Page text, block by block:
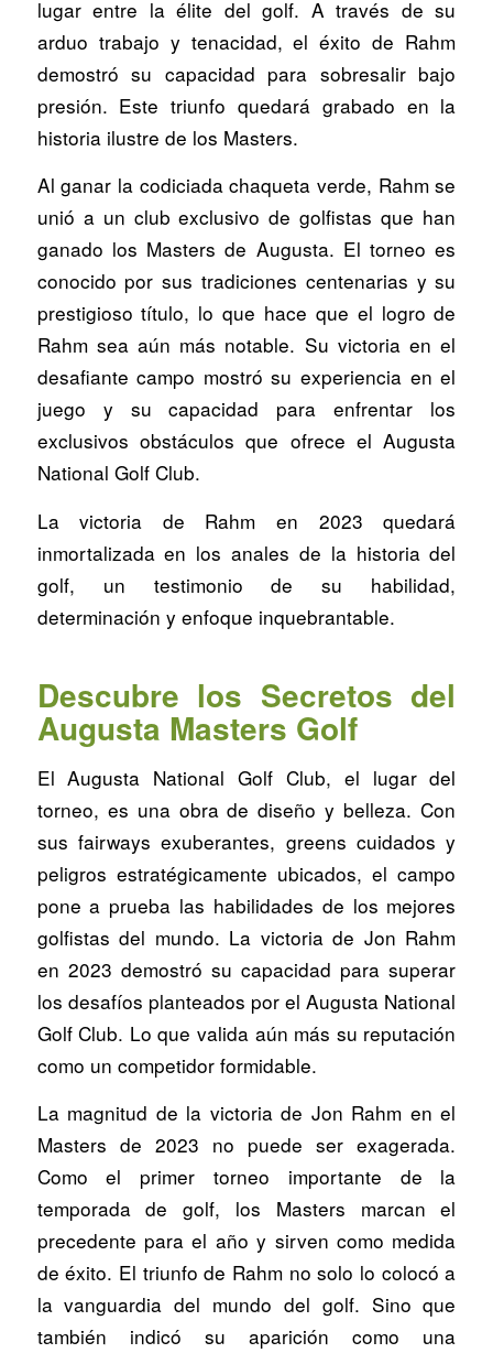
lugar entre la élite del golf. A través de su
arduo trabajo y tenacidad, el éxito de Rahm
demostró su capacidad para sobresalir bajo
presión. Este triunfo quedará grabado en la
historia ilustre de los Masters.
Al ganar la codiciada chaqueta verde, Rahm se
unió a un club exclusivo de golfistas que han
ganado los Masters de Augusta. El torneo es
conocido por sus tradiciones centenarias y su
prestigioso título, lo que hace que el logro de
Rahm sea aún más notable. Su victoria en el
desafiante campo mostró su experiencia en el
juego y su capacidad para enfrentar los
exclusivos obstáculos que ofrece el Augusta
National Golf Club.
La victoria de Rahm en 2023 quedará
inmortalizada en los anales de la historia del
golf, un testimonio de su habilidad,
determinación y enfoque inquebrantable.
Descubre los Secretos del
Augusta Masters Golf
El Augusta National Golf Club, el lugar del
torneo, es una obra de diseño y belleza. Con
sus fairways exuberantes, greens cuidados y
peligros estratégicamente ubicados, el campo
pone a prueba las habilidades de los mejores
golfistas del mundo. La victoria de Jon Rahm
en 2023 demostró su capacidad para superar
los desafíos planteados por el Augusta National
Golf Club. Lo que valida aún más su reputación
como un competidor formidable.
La magnitud de la victoria de Jon Rahm en el
Masters de 2023 no puede ser exagerada.
Como el primer torneo importante de la
temporada de golf, los Masters marcan el
precedente para el año y sirven como medida
de éxito. El triunfo de Rahm no solo lo colocó a
la vanguardia del mundo del golf. Sino que
también indicó su aparición como una